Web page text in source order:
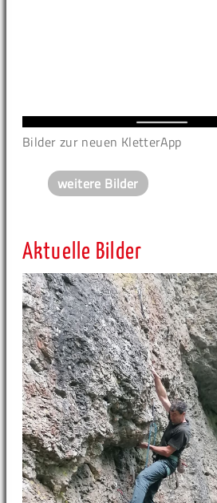
Bilder zur neuen KletterApp
weitere Bilder
Aktuelle Bilder